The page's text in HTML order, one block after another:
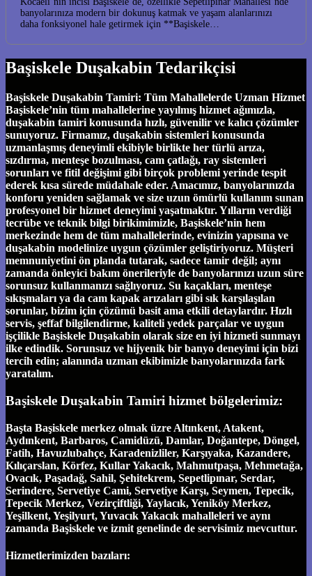
banyolarınıza modern bir dokunuş katmak ve yaşam alanlarınızı
daha fonksiyonel hale getirmek için **Başiskele…
Başiskele Duşakabin Tedarikçisi
Başiskele Duşakabin Tamiri: Tüm Mahallelerde Uzman Hizmet
Başiskele’nin tüm mahallelerine yayılmış hizmet ağımızla,
duşakabin tamiri konusunda hızlı, güvenilir ve kalıcı çözümler
sunuyoruz. Firmamız, duşakabin sistemleri konusunda
uzmanlaşmış deneyimli ekibiyle birlikte her türlü arıza,
sızdırma, menteşe bozulması, cam çatlağı, ray sistemleri
sorunları ve fitil değişimi gibi birçok problemi yerinde tespit
ederek kısa sürede müdahale eder. Amacımız, banyolarınızda
konforu yeniden sağlamak ve size uzun ömürlü kullanım sunan
profesyonel bir hizmet deneyimi yaşatmaktır. Yılların verdiği
tecrübe ve teknik bilgi birikimimizle, Başiskele’nin hem
merkezinde hem de tüm mahallelerinde, evinizin yapısına ve
duşakabin modelinize uygun çözümler geliştiriyoruz. Müşteri
memnuniyetini ön planda tutarak, sadece tamir değil; aynı
zamanda önleyici bakım önerileriyle de banyolarınızı uzun süre
sorunsuz kullanmanızı sağlıyoruz. Su kaçakları, menteşe
sıkışmaları ya da cam kapak arızaları gibi sık karşılaşılan
sorunlar, bizim için çözümü basit ama etkili detaylardır. Hızlı
servis, şeffaf bilgilendirme, kaliteli yedek parçalar ve uygun
işçilikle Başiskele Duşakabin olarak size en iyi hizmeti sunmayı
ilke edindik. Sorunsuz ve hijyenik bir banyo deneyimi için bizi
tercih edin; alanında uzman ekibimizle banyolarınızda fark
yaratalım.
Başiskele Duşakabin Tamiri hizmet bölgelerimiz:
Başta Başiskele merkez olmak üzre Altınkent, Atakent,
Aydınkent, Barbaros, Camidüzü, Damlar, Doğantepe, Döngel,
Fatih, Havuzlubahçe, Karadenizliler, Karşıyaka, Kazandere,
Kılıçarslan, Körfez, Kullar Yakacık, Mahmutpaşa, Mehmetağa,
Ovacık, Paşadağ, Sahil, Şehitekrem, Sepetlipınar, Serdar,
Serindere, Servetiye Cami, Servetiye Karşı, Seymen, Tepecik,
Tepecik Merkez, Vezirçiftliği, Yaylacık, Yeniköy Merkez,
Yeşilkent, Yeşilyurt, Yuvacık Yakacık mahalleleri ve aynı
zamanda Başiskele ve izmit genelinde de servisimiz mevcuttur.
Hizmetlerimizden bazıları: